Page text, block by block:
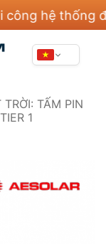
hệ thống điện
TẤM PIN
1